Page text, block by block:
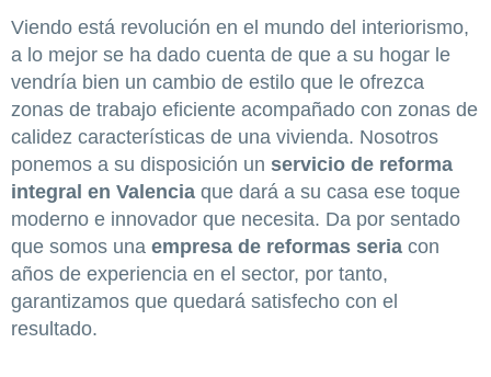
Viendo está revolución en el mundo del interiorismo,
a lo mejor se ha dado cuenta de que a su hogar le
vendría bien un cambio de estilo que le ofrezca
zonas de trabajo eficiente acompañado con zonas de
calidez características de una vivienda. Nosotros
ponemos a su disposición un servicio de reforma
integral en Valencia que dará a su casa ese toque
moderno e innovador que necesita. Da por sentado
que somos una empresa de reformas seria con
años de experiencia en el sector, por tanto,
garantizamos que quedará satisfecho con el
resultado.